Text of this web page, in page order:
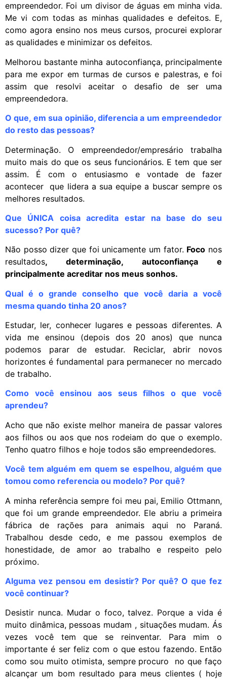
empreendedor. Foi um divisor de águas em minha vida.
Me vi com todas as minhas qualidades e defeitos. E,
como agora ensino nos meus cursos, procurei explorar
as qualidades e minimizar os defeitos.
Melhorou bastante minha autoconfiança, principalmente
para me expor em turmas de cursos e palestras, e foi
assim que resolvi aceitar o desafio de ser uma
empreendedora.
O que, em sua opinião, diferencia a um empreendedor
do resto das pessoas?
Determinação. O empreendedor/empresário trabalha
muito mais do que os seus funcionários. E tem que ser
assim. É com o entusiasmo e vontade de fazer
acontecer que lidera a sua equipe a buscar sempre os
melhores resultados.
Que ÚNICA coisa acredita estar na base do seu
sucesso? Por quê?
Não posso dizer que foi unicamente um fator. Foco nos
resultados, determinação, autoconfiança e
principalmente acreditar nos meus sonhos.
Qual é o grande conselho que você daria a você
mesma quando tinha 20 anos?
Estudar, ler, conhecer lugares e pessoas diferentes. A
vida me ensinou (depois dos 20 anos) que nunca
podemos parar de estudar. Reciclar, abrir novos
horizontes é fundamental para permanecer no mercado
de trabalho.
Como você ensinou aos seus filhos o que você
aprendeu?
Acho que não existe melhor maneira de passar valores
aos filhos ou aos que nos rodeiam do que o exemplo.
Tenho quatro filhos e hoje todos são empreendedores.
Você tem alguém em quem se espelhou, alguém que
tomou como referencia ou modelo? Por quê?
A minha referência sempre foi meu pai, Emilio Ottmann,
que foi um grande empreendedor. Ele abriu a primeira
fábrica de rações para animais aqui no Paraná.
Trabalhou desde cedo, e me passou exemplos de
honestidade, de amor ao trabalho e respeito pelo
próximo.
Alguma vez pensou em desistir? Por quê? O que fez
você continuar?
Desistir nunca. Mudar o foco, talvez. Porque a vida é
muito dinâmica, pessoas mudam , situações mudam. Ás
vezes você tem que se reinventar. Para mim o
importante é ser feliz com o que estou fazendo. Então
como sou muito otimista, sempre procuro no que faço
alcançar um bom resultado para meus clientes ( hoje